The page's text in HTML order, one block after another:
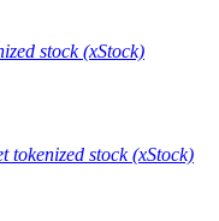
stock (xStock)
tokenized stock (xStock)